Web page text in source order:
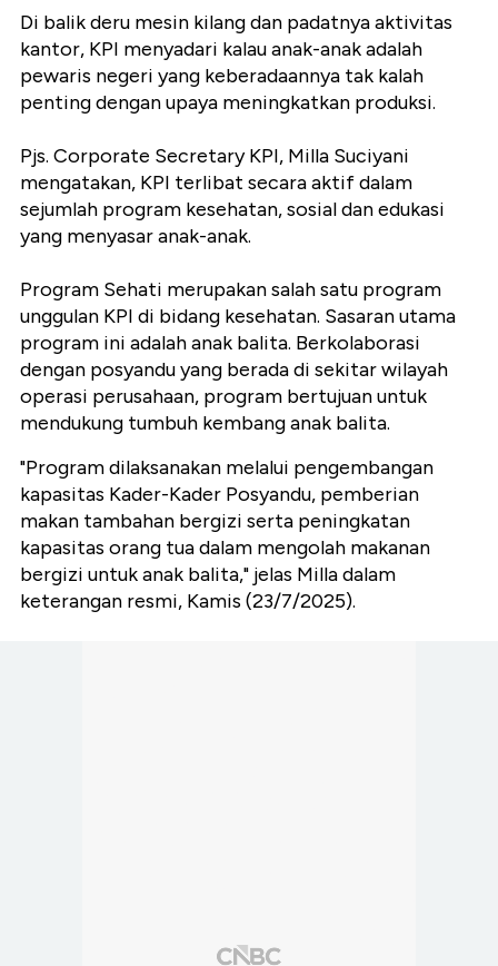
Di balik deru mesin kilang dan padatnya aktivitas
kantor, KPI menyadari kalau anak-anak adalah
pewaris negeri yang keberadaannya tak kalah
penting dengan upaya meningkatkan produksi.
Pjs. Corporate Secretary KPI, Milla Suciyani
mengatakan, KPI terlibat secara aktif dalam
sejumlah program kesehatan, sosial dan edukasi
yang menyasar anak-anak.
Program Sehati merupakan salah satu program
unggulan KPI di bidang kesehatan. Sasaran utama
program ini adalah anak balita. Berkolaborasi
dengan posyandu yang berada di sekitar wilayah
operasi perusahaan, program bertujuan untuk
mendukung tumbuh kembang anak balita.
"Program dilaksanakan melalui pengembangan
kapasitas Kader-Kader Posyandu, pemberian
makan tambahan bergizi serta peningkatan
kapasitas orang tua dalam mengolah makanan
bergizi untuk anak balita," jelas Milla dalam
keterangan resmi, Kamis (23/7/2025).